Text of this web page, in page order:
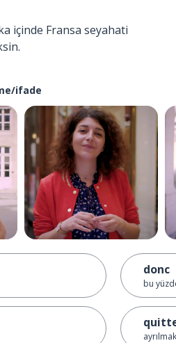
içinde Fransa seyahati
ifade
donc
bu
ayrılmak